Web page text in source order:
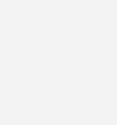
über integrierte
und den
Technologie